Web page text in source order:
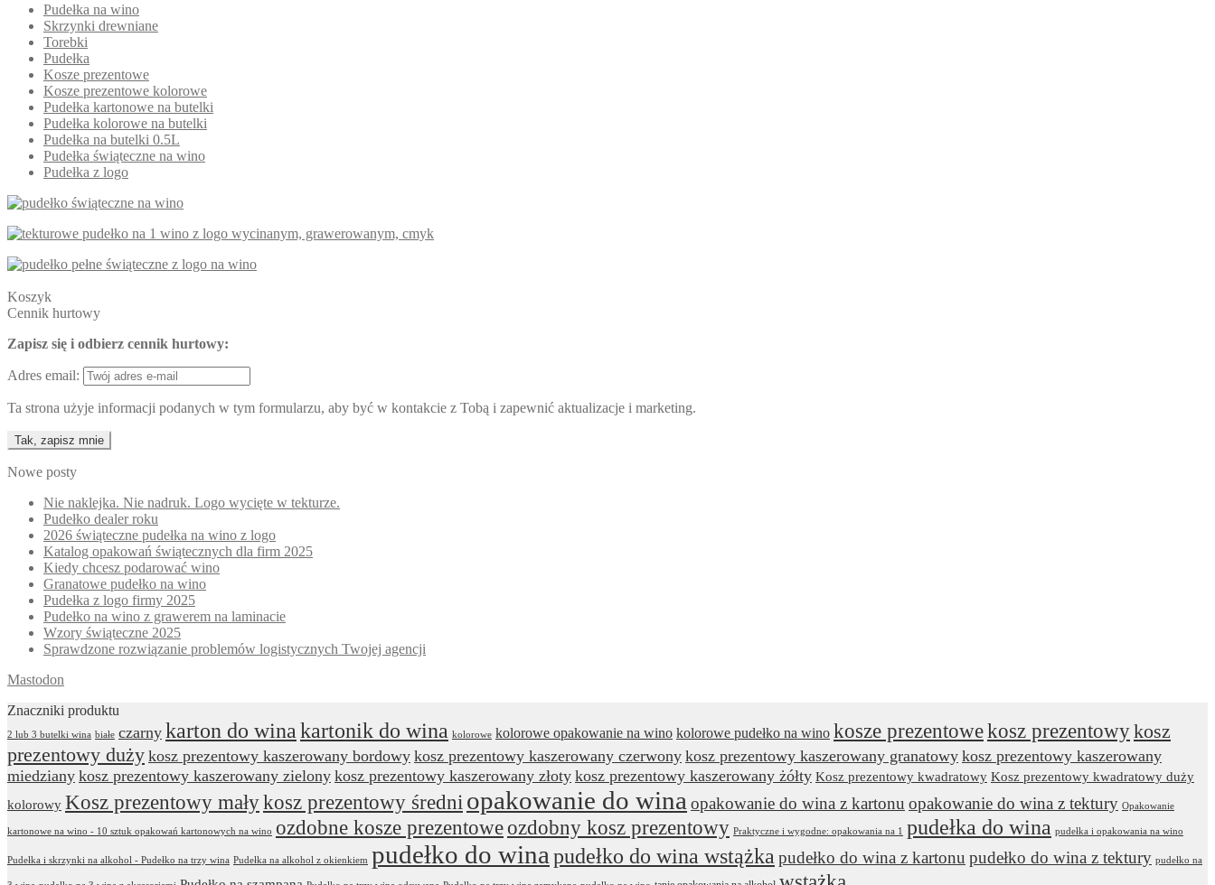
Pudełka na wino
Skrzynki drewniane
Torebki
Pudełka
Kosze prezentowe
Kosze prezentowe kolorowe
Pudełka kartonowe na butelki
Pudełka kolorowe na butelki
Pudełka na butelki 0.5L
Pudełka świąteczne na wino
Pudełka z logo
Koszyk
Cennik hurtowy
Zapisz się i odbierz cennik hurtowy:
Adres email:
Ta strona użyje informacji podanych w tym formularzu, aby być w kontakcie z Tobą i zapewnić aktualizacje i marketing.
Nowe posty
Nie naklejka. Nie nadruk. Logo wycięte w tekturze.
Pudełko dealer roku
2026 świąteczne pudełka na wino z logo
Katalog opakowań świątecznych dla firm 2025
Kiedy chcesz podarować wino
Granatowe pudełko na wino
Pudełka z logo firmy 2025
Pudełko na wino z grawerem na laminacie
Wzory świąteczne 2025
Sprawdzone rozwiązanie problemów logistycznych Twojej agencji
Mastodon
Znaczniki produktu
2 lub 3 butelki wina białe czarny karton do wina kartonik do wina kolorowe kolorowe opakowanie na wino kolorowe pudełko na wino kosze prezentowekosz prezentowykosz
prezentowy duży kosz prezentowy kaszerowany bordowy kosz prezentowy kaszerowany czerwony kosz prezentowy kaszerowany granatowy kosz prezentowy kaszerowany
miedziany kosz prezentowy kaszerowany zielony kosz prezentowy kaszerowany złoty kosz prezentowy kaszerowany żółty Kosz prezentowy kwadratowy Kosz prezentowy kwadratowy duży
kolorowy Kosz prezentowy małykosz prezentowy średni opakowanie do wina opakowanie do wina z kartonu opakowanie do wina z tektury Opakowanie
kartonowe na wino - 10 sztuk opakowań kartonowych na wino ozdobne kosze prezentoweozdobny kosz prezentowy Praktyczne i wygodne: opakowania na 1 pudełka do wina pudełka i opakowania na wino
Pudełka i skrzynki na alkohol - Pudełko na trzy wina Pudełka na alkohol z okienkiem pudełko do wina pudełko do wina wstążka pudełko do wina z kartonu pudełko do wina z tektury pudełko na